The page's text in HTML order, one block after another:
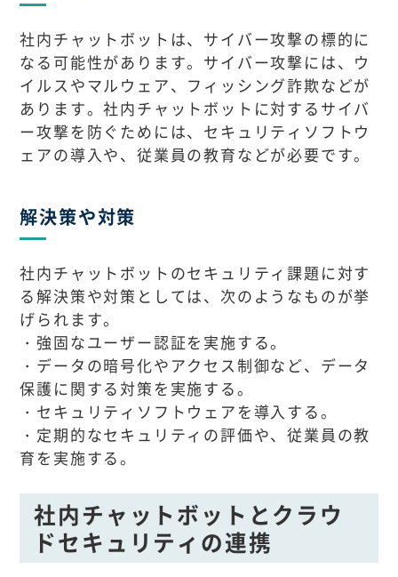
社内チャットボットは、サイバー攻撃の標的に
なる可能性があります。サイバー攻撃には、ウ
イルスやマルウェア、フィッシング詐欺などが
あります。社内チャットボットに対するサイバ
ー攻撃を防ぐためには、セキュリティソフトウ
ェアの導入や、従業員の教育などが必要です。
解決策や対策
社内チャットボットのセキュリティ課題に対す
る解決策や対策としては、次のようなものが挙
げられます。
・強固なユーザー認証を実施する。
・データの暗号化やアクセス制御など、データ
保護に関する対策を実施する。
・セキュリティソフトウェアを導入する。
・定期的なセキュリティの評価や、従業員の教
育を実施する。
社内チャットボットとクラウ
ドセキュリティの連携